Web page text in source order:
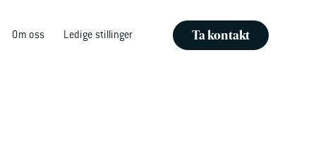
Om oss Ledige stillinger Ta kontakt